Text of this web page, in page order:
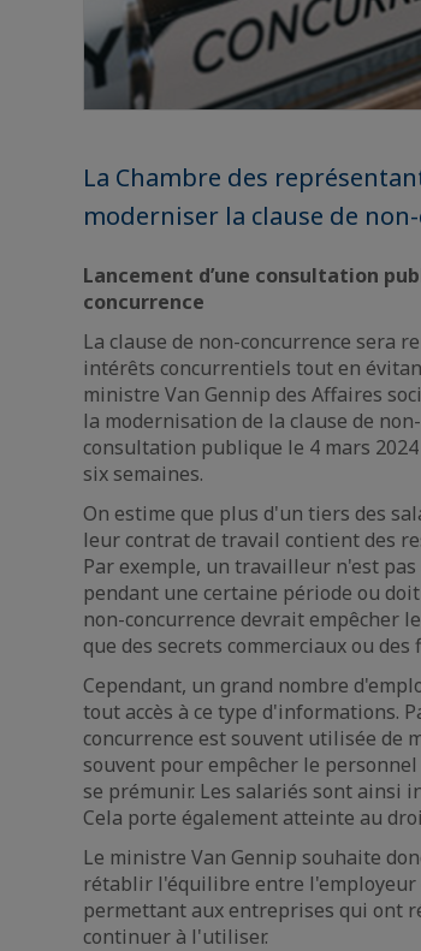
La Chambre des
moderniser la clause de
Lancement d’une consultation
concurrence
La clause de non-concurrence sera
intérêts concurrentiels tout en
ministre Van Gennip des Affaires
la modernisation de la clause de
consultation publique le 4 mars
six semaines.
On estime que plus d'un tiers des
leur contrat de travail contient des
Par exemple, un travailleur n'est
pendant une certaine période ou
non-concurrence devrait empêcher
que des secrets commerciaux ou
Cependant, un grand nombre
tout accès à ce type d'informations.
concurrence est souvent utilisée de
souvent pour empêcher le
se prémunir. Les salariés sont
Cela porte également atteinte au
Le ministre Van Gennip souhaite
rétablir l'équilibre entre l'employeur
permettant aux entreprises qui ont
continuer à l'utiliser.